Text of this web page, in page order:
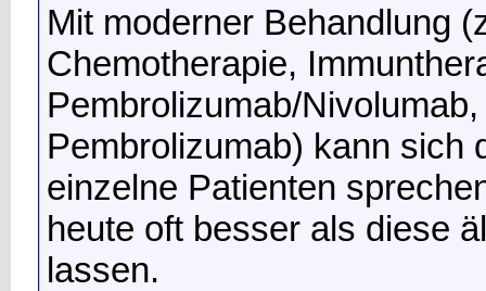
Mit moderner Behandlung
Chemotherapie,
Pembrolizumab/
Pembrolizumab) kann sich
einzelne Patienten
heute oft besser als diese
lassen.